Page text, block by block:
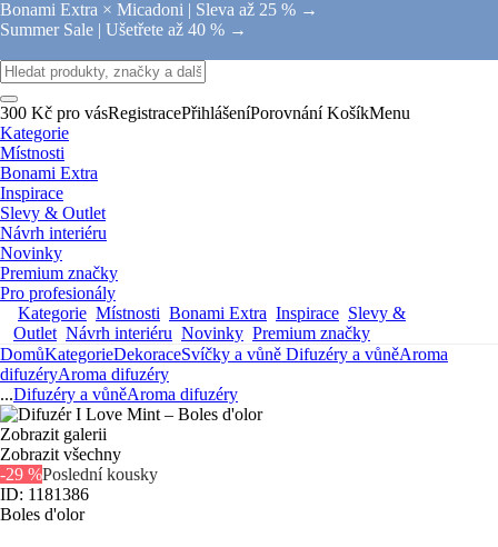
Bonami Extra × Micadoni | Sleva až 25 % →
Summer Sale | Ušetřete až 40 % →
300 Kč pro vásRegistracePřihlášeníPorovnání KošíkMenu
Kategorie
Místnosti
Bonami Extra
Inspirace
Slevy & Outlet
Návrh interiéru
Novinky
Premium značky
Pro profesionály
Kategorie Místnosti Bonami Extra Inspirace Slevy &
Outlet Návrh interiéru Novinky Premium značky
DomůKategorieDekoraceSvíčky a vůně Difuzéry a vůněAroma
difuzéryAroma difuzéry
...Difuzéry a vůněAroma difuzéry
Zobrazit galerii
Zobrazit všechny
-29 %Poslední kousky
ID: 1181386
Boles d'olor